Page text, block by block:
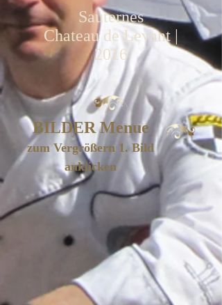
Sauternes
Chateau de Levant |
2016
BILDER Menue
zum Vergrößern 1. Bild
anklicken
Amuse Geule Potage
Hors d´oeuvre froid Relevé